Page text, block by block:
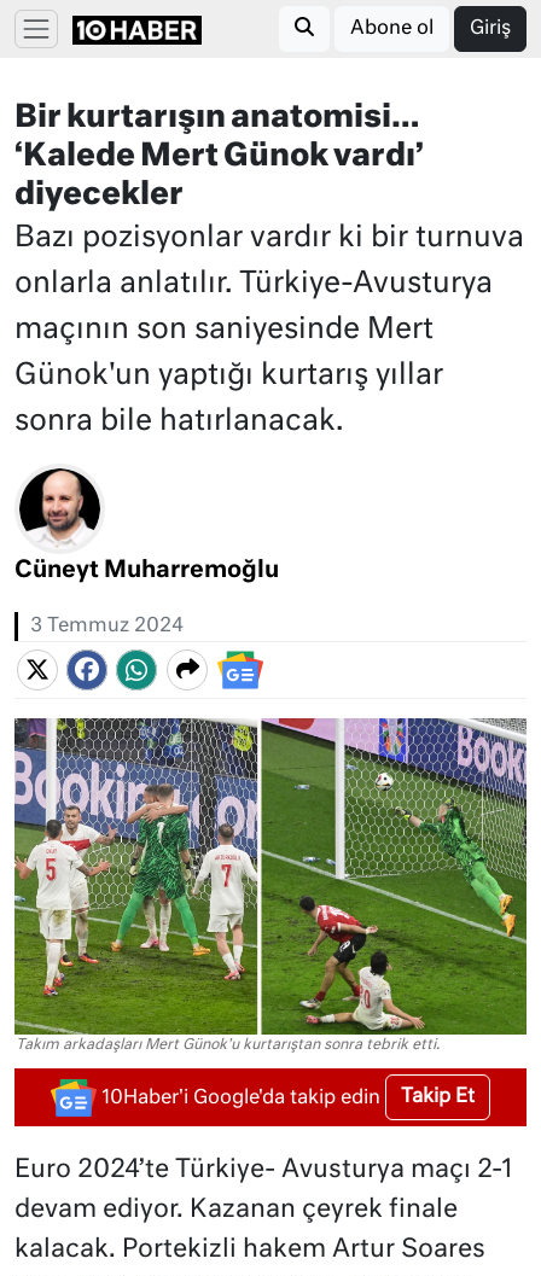
Abone ol Giriş
Bir kurtarışın anatomisi…
‘Kalede Mert Günok vardı’
diyecekler
Bazı pozisyonlar vardır ki bir turnuva
onlarla anlatılır. Türkiye-Avusturya
maçının son saniyesinde Mert
Günok'un yaptığı kurtarış yıllar
sonra bile hatırlanacak.
Cüneyt Muharremoğlu
3 Temmuz 2024
Takım arkadaşları Mert Günok'u kurtarıştan sonra tebrik etti.
10Haber'i Google'da takip edin Takip Et
Euro 2024’te Türkiye- Avusturya maçı 2-1
devam ediyor. Kazanan çeyrek finale
kalacak. Portekizli hakem Artur Soares